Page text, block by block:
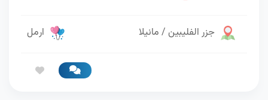
جزر الفليبين / مانيلا ارمل